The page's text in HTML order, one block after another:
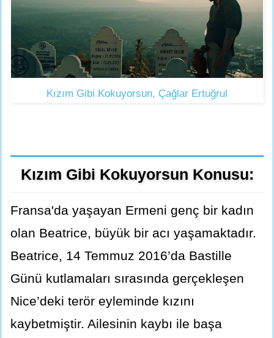
Kızım Gibi Kokuyorsun, Çağlar Ertuğrul
Kızım Gibi Kokuyorsun Konusu:
Fransa'da yaşayan Ermeni genç bir kadın
olan Beatrice, büyük bir acı yaşamaktadır.
Beatrice, 14 Temmuz 2016’da Bastille
Günü kutlamaları sırasında gerçekleşen
Nice’deki terör eyleminde kızını
kaybetmiştir. Ailesinin kaybı ile başa